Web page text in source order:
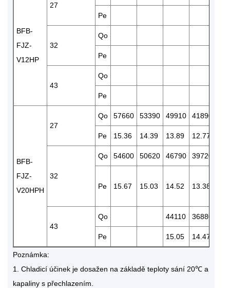
BFB-
FJZ-
V12HP
27
Pe
32
Qo
Pe
43
Qo
Pe
BFB-
FJZ-
V20HPH
27
Qo 57660 53390 49910 41890
Pe 15.36 14.39 13.89 12.77
32
Qo 54600 50620 46790 39720
Pe 15.67 15.03 14.52 13.38
43
Qo 44110 36880
Pe 15.05 14.47
Poznámka:
1. Chladicí účinek je dosažen na základě teploty sání 20℃ a
kapaliny s přechlazením.